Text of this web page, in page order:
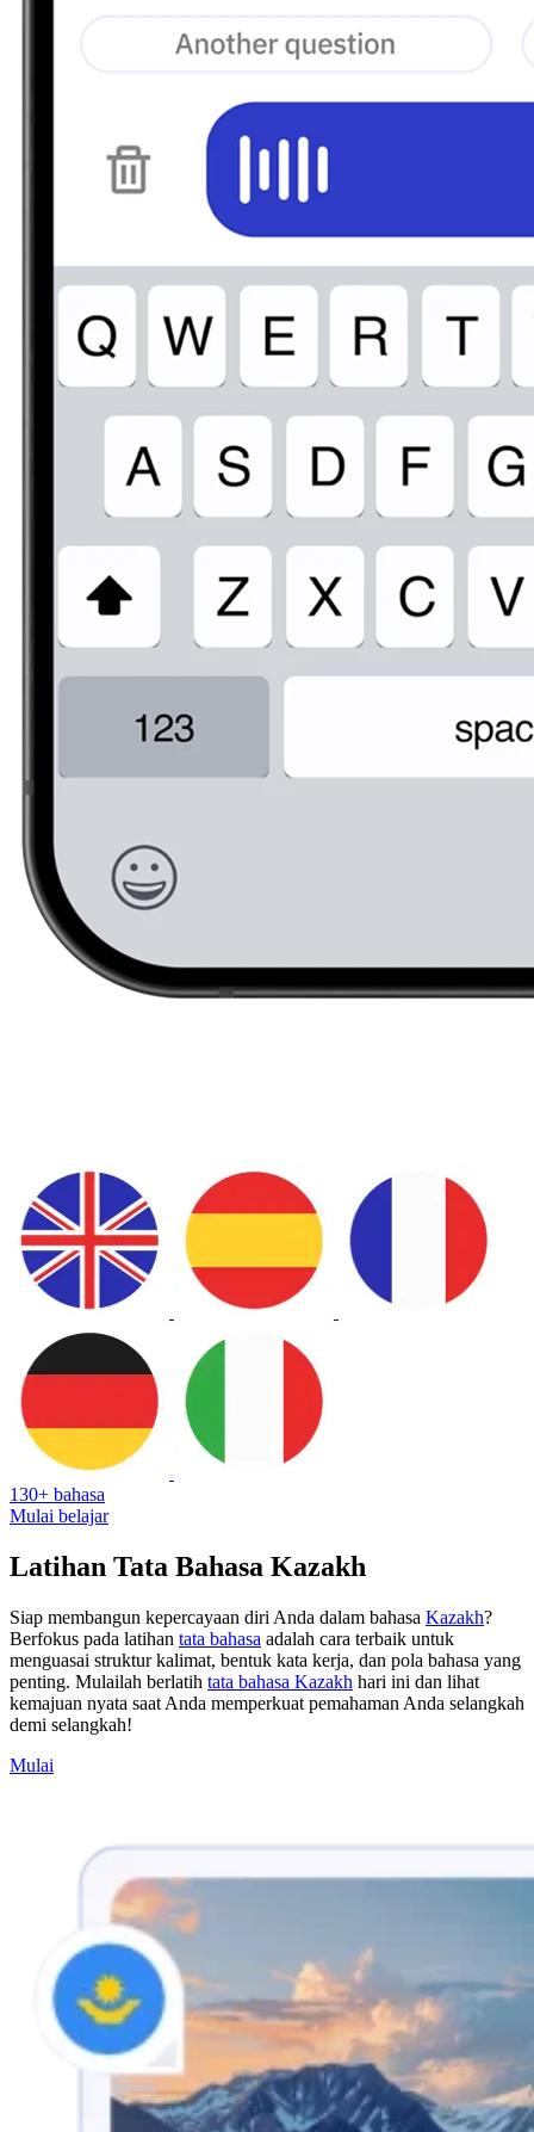
130+ bahasa
Mulai belajar
Latihan Tata Bahasa Kazakh
Siap membangun kepercayaan diri Anda dalam bahasa Kazakh?
Berfokus pada latihan tata bahasa adalah cara terbaik untuk
menguasai struktur kalimat, bentuk kata kerja, dan pola bahasa yang
penting. Mulailah berlatih tata bahasa Kazakh hari ini dan lihat
kemajuan nyata saat Anda memperkuat pemahaman Anda selangkah
demi selangkah!
Mulai